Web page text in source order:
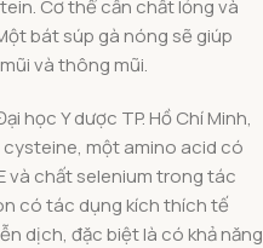
Cơ thể cần chất lỏng và
bát súp gà nóng sẽ giúp
và thông mũi.
học Y dược TP. Hồ Chí Minh,
một amino acid có
và chất selenium trong tác
có tác dụng kích thích tế
dịch, đặc biệt là có khả năng